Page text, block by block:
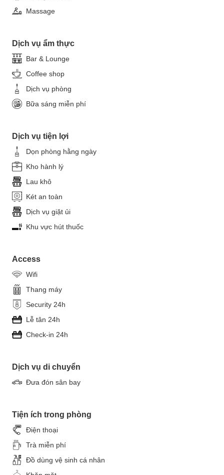
Massage
Dịch vụ ẩm thực
Bar & Lounge
Coffee shop
Dịch vụ phòng
Bữa sáng miễn phí
Dịch vụ tiện lợi
Dọn phòng hằng ngày
Kho hành lý
Lau khô
Két an toàn
Dịch vụ giặt ủi
Khu vực hút thuốc
Access
Wifi
Thang máy
Security 24h
Lễ tân 24h
Check-in 24h
Dịch vụ di chuyển
Đưa đón sân bay
Tiện ích trong phòng
Điện thoại
Trà miễn phí
Đồ dùng vệ sinh cá nhân